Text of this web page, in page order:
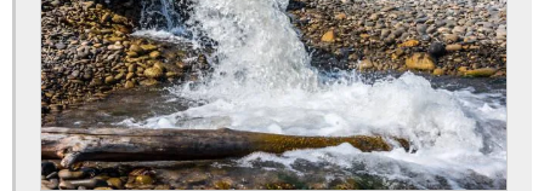
Empresas de pavimentação e terraplenagem
Empresas de supressão vegetal
Empresas de terraplanagem e pavimentação
Empresas especializadas em pavimentação